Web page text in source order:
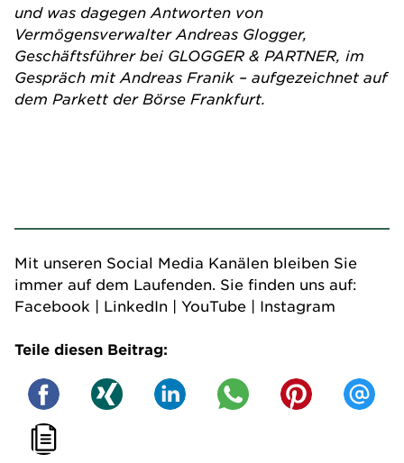
und was dagegen Antworten von
Vermögensverwalter Andreas Glogger,
Geschäftsführer bei GLOGGER & PARTNER, im
Gespräch mit Andreas Franik – aufgezeichnet auf
dem Parkett der Börse Frankfurt.
Mit unseren Social Media Kanälen bleiben Sie
immer auf dem Laufenden. Sie finden uns auf:
Facebook | LinkedIn | YouTube | Instagram
Teile diesen Beitrag: